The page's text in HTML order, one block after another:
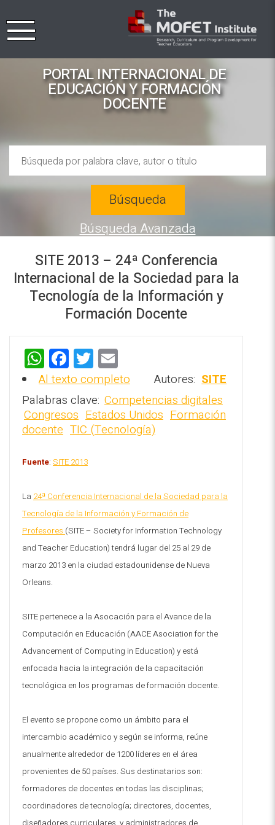
PORTAL INTERNACIONAL DE
EDUCACIÓN Y FORMACIÓN
DOCENTE
REPOSITORIO EN LÍNEA DE
CONTENIDOS ACADÉMICOS SOBRE
EDUCACIÓN Y FORMACIÓN DEL
PROFESORADO
Búsqueda
Búsqueda Avanzada
SITE 2013 – 24ª Conferencia
Internacional de la Sociedad para la
Tecnología de la Información y
Formación Docente
W
h
at
s
A
p
F
a
ce
b
o
o
T
wi
tt
er
m
ai
l
Autores: SITE
Palabras clave: Competencias digitales
Congresos Estados Unidos Formación
docente TIC (Tecnología)
Al texto completo
Fuente: SITE 2013
La 24ª Conferencia Internacional de la Sociedad para la
Tecnología de la Información y Formación de
Profesores(SITE – Society for Information Technology
and Teacher Education) tendrá lugar del 25 al 29 de
marzo 2013 en la ciudad estadounidense de Nueva
Orleans.
SITE pertenece a la Asocación para el Avance de la
Computación en Educación (AACE Asociation for the
Advancement of Computing in Education) y está
enfocada hacia la integración de la capacitación
tecnológica en los programas de formación docente.
El evento se propone como un ámbito para el
intercambio académico y según se informa, reúne
anualmente alrededor de 1200 líderes en el área
provenientes de 50 países. Sus destinatarios son:
formadores de docentes en todas las disciplinas;
coordinadores de tecnología; directores, docentes,